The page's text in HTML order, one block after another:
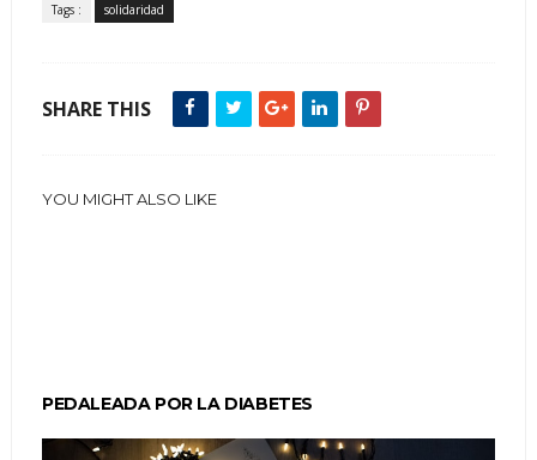
Tags : solidaridad
SHARE THIS
YOU MIGHT ALSO LIKE
PEDALEADA POR LA DIABETES